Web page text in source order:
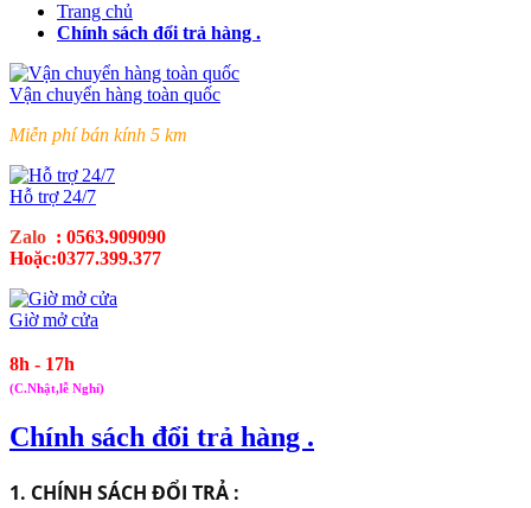
Trang chủ
Chính sách đổi trả hàng .
Vận chuyển hàng toàn quốc
Miễn phí bán kính 5 km
Hỗ trợ 24/7
Zalo : 0563.909090
Hoặc:0377.399.377
Giờ mở cửa
8h - 17h
(C.Nhật,lễ Nghỉ)
Chính sách đổi trả hàng .
1. CHÍNH SÁCH ĐỔI TRẢ :